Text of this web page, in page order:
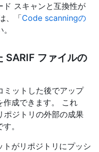
ド スキャンと互換性が
、「Code scanningの
SARIF ファイルの
ミットした後でアップ
作成できます。 これ
ポジトリの外部の成果
。
がリポジトリにプッシ